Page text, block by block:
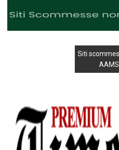
Siti
AAMS